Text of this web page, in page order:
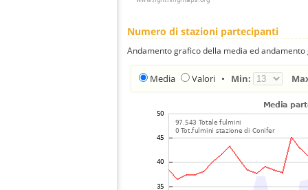
Numero di stazioni partecipanti
Andamento grafico della media ed
Media Valori • Min: